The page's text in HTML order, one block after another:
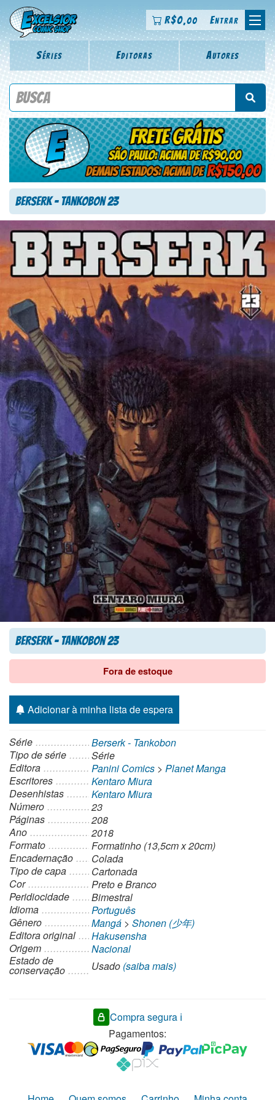
R$0,00 Entrar
Séries Editoras Autores
Procure por título da revista, personagem, série, escritor,
Berserk – Tankobon 23
Berserk – Tankobon 23
Fora de estoque
Adicionar à minha lista de espera
Série
Berserk - Tankobon
Tipo de série
Série
Editora
Panini Comics > Planet Manga
Escritores
Kentaro Miura
Desenhistas
Kentaro Miura
Número
23
Páginas
208
Ano
2018
Formato
Formatinho (13,5cm x 20cm)
Encadernação
Colada
Tipo de capa
Cartonada
Cor
Preto e Branco
Peridiocidade
Bimestral
Idioma
Português
Gênero
Mangá > Shonen (少年)
Editora original
Hakusensha
Origem
Nacional
Estado de
conservação Usado (saiba mais)
Compra segura ℹ️
Pagamentos: